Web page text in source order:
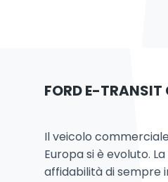
FORD E-TRANSIT
Il veicolo
Europa si è evoluto.
affidabilità di sempre